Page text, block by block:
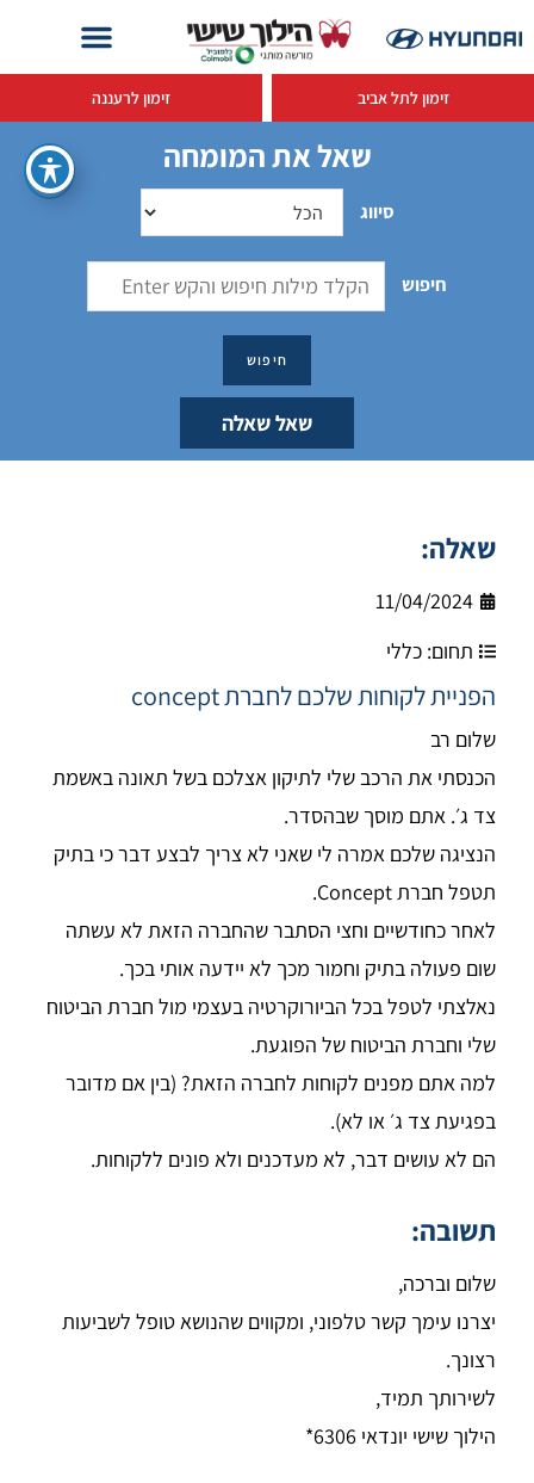
זימון לתל אביב זימון לרעננה
שאל את המומחה
סיווג
חיפוש
שאל שאלה
שאלה:
11/04/2024
תחום: כללי
הפניית לקוחות שלכם לחברת concept
שלום רב
הכנסתי את הרכב שלי לתיקון אצלכם בשל תאונה באשמת
צד ג׳. אתם מוסך שבהסדר.
הנציגה שלכם אמרה לי שאני לא צריך לבצע דבר כי בתיק
תטפל חברת Concept.
לאחר כחודשיים וחצי הסתבר שהחברה הזאת לא עשתה
שום פעולה בתיק וחמור מכך לא יידעה אותי בכך.
נאלצתי לטפל בכל הביורוקרטיה בעצמי מול חברת הביטוח
שלי וחברת הביטוח של הפוגעת.
למה אתם מפנים לקוחות לחברה הזאת? (בין אם מדובר
בפגיעת צד ג׳ או לא).
הם לא עושים דבר, לא מעדכנים ולא פונים ללקוחות.
תשובה:
שלום וברכה,
יצרנו עימך קשר טלפוני, ומקווים שהנושא טופל לשביעות
רצונך.
לשירותך תמיד,
הילוך שישי יונדאי 6306*